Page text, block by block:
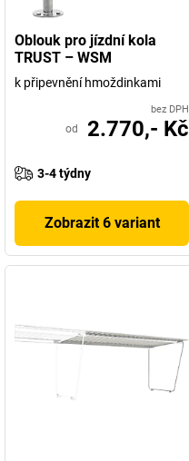
Oblouk pro jízdní kola
TRUST – WSM
k připevnění hmoždinkami
bez DPH
od 2.770,- Kč
3-4 týdny
Zobrazit 6 variant